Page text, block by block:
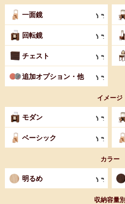
一面鏡
回転鏡
チェスト
追加オプション・他
イメージ
モダン
ベーシック
カラー
明るめ
収納容量別